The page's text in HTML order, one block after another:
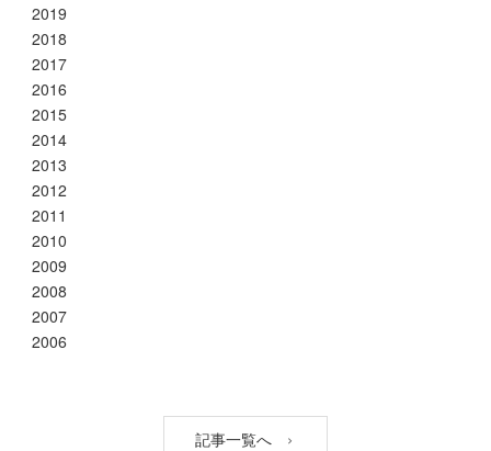
2019
2018
2017
2016
2015
2014
2013
2012
2011
2010
2009
2008
2007
2006
記事一覧へ